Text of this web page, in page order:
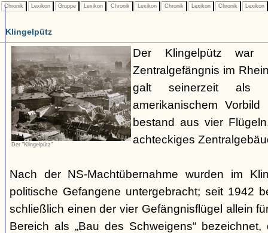
Chronik Lexikon Gruppe Lexikon Chronik Lexikon Chronik Lexikon Chronik Lexikon
Klingelpütz
Der "Klingelpütz"
Der Klingelpütz war
Zentralgefängnis im
galt seinerzeit als
amerikanischem
bestand aus vier
achteckiges
Nach der NS-Machtübernahme wurden im
politische Gefangene untergebracht; seit 1942
schließlich einen der vier Gefängnisflügel allein
Bereich als „Bau des Schweigens“